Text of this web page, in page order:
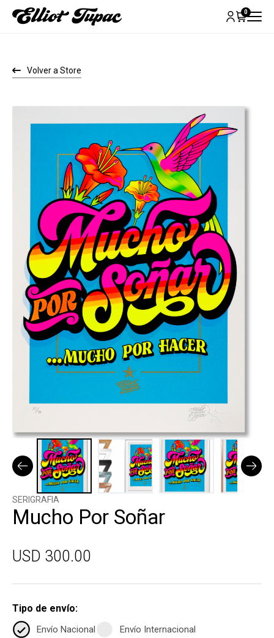
0
Volver a Store
SERIGRAFIA
Mucho Por Soñar
USD 300.00
Tipo de envío:
Envío Nacional Envío Internacional